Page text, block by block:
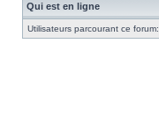
Qui est en ligne
Utilisateurs parcourant ce forum: